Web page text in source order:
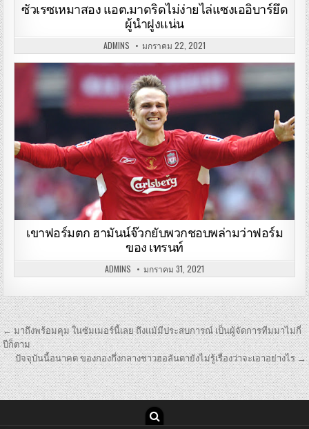
ซัวเรซเหมาสอง แอต.มาดริดไม่ง่ายไล่แซงเออิบาร์ยึด
ผู้นำฝูงแน่น
ADMINS มกราคม 22, 2021
เขาฟอร์มตก ฮามันน์จ๊วกยับพวกชอบพล่ามว่าฟอร์ม
ของ เทรนท์
ADMINS มกราคม 31, 2021
เมนู
นำทาง
เรื่อง
← มาถึงพร้อมคุม ในซัมเมอร์นี้เลย ถึงแม้มีประสบการณ์ เป็นผู้จัดการทีมมาไม่กี่
ปีก็ตาม
ปัจจุบันนี้อนาคต ของกองกึ่งกลางชาวฮอลันดายังไม่รู้เรื่องว่าจะเอาอย่างไร →